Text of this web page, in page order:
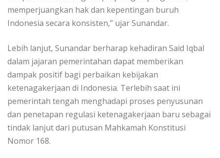
memperjuangkan hak dan kepentingan buruh
Indonesia secara konsisten,” ujar Sunandar.
Lebih lanjut, Sunandar berharap kehadiran Said Iqbal
dalam jajaran pemerintahan dapat memberikan
dampak positif bagi perbaikan kebijakan
ketenagakerjaan di Indonesia. Terlebih saat ini
pemerintah tengah menghadapi proses penyusunan
dan penetapan regulasi ketenagakerjaan baru sebagai
tindak lanjut dari putusan Mahkamah Konstitusi
Nomor 168.